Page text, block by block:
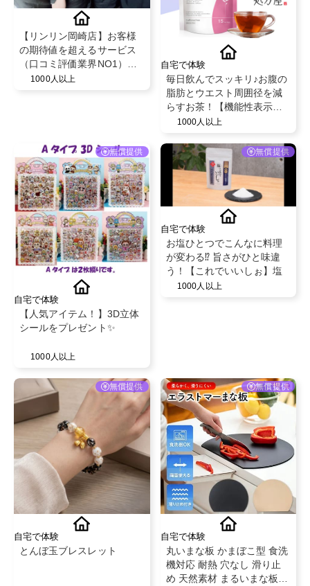
【リンリン岡崎店】お客様
の期待値を超えるサービス
（口コミ評価業界NO1）と
既存のお客様からの紹介率
1000人以上
自宅で体験
毎日飲んでスッキリ♪お腹の
脂肪とウエスト周囲径を減
らすお茶！【機能性表示食
品】1000人以上
無償提供
自宅で体験
【人気アイテム！】3D立体
シールをプレゼント✨
1000人以上
無償提供
自宅で体験
お塩ひとつでこんなに料理
が変わる⁉️ 旨さがひと味違
う！【これでいいしぉ】塩
1000人以上
無償提供
自宅で体験
とんぼ玉ブレスレット
無償提供
自宅で体験
丸いまな板 かまぼこ型 食洗
機対応 耐熱 穴なし 滑り止
め 天然素材 まるいまな板